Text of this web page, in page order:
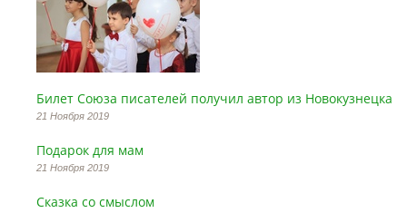
Билет Союза писателей получил автор из Новокузнецка
21 Ноября 2019
Подарок для мам
21 Ноября 2019
Сказка со смыслом